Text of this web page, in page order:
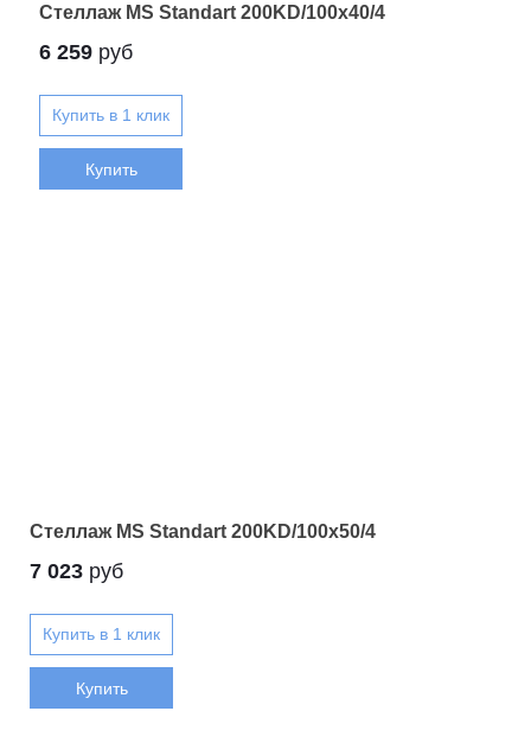
Стеллаж MS Standart 200KD/100x40/4
6 259 руб
Купить
Стеллаж MS Standart 200KD/100x50/4
7 023 руб
Купить